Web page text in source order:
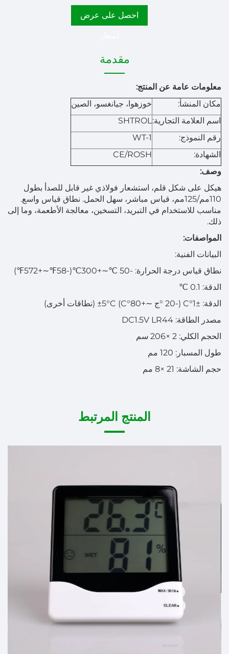
احصل على عرض
مقدمة
معلومات عامة عن المنتج:
مكان المنشأ:
خوزهوا، جيانغسو، الصين
اسم العلامة التجارية:SHTROL
رقم النموذج:
WT-1
الشهادة:
CE/ROSH
وصف:
هيكل على شكل قلم، استشعار فولاذي غير قابل للصدأ بطول
110مم/125مم، قياس مباشر، سهل الحمل. نطاق قياس واسع.
مناسب للاستخدام في التبريد، التسخين، معالجة الأطعمة، وما إلى
ذلك.
المواصفات:
البيانات الفنية:
نطاق قياس درجة الحرارة: -50
℃∽
+300
℃
(-58
℉∽
+572
℉
)
الدقة: 0.1
℃
الدقة: ±
1
°
C (-20
°ج ∽
+80
°
C)
±5°C (نطاقات أخرى)
مصدر الطاقة: DC1.5V LR44
الحجم الكلي: 2
×206 سم
طول المسبار: 120 مم
حجم الشاشة: 21
×8 مم
المنتج المرتبط